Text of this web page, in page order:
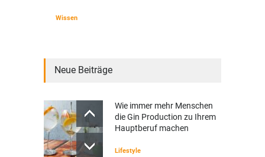
Wissen
Neue Beiträge
Wie immer mehr Menschen
die Gin Production zu Ihrem
Hauptberuf machen
Lifestyle